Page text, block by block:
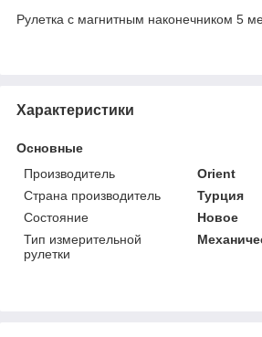
Рулетка с магнитным наконечником 5
Характеристики
Основные
Производитель
Orient
Страна производитель
Турция
Состояние
Новое
Тип измерительной
рулетки